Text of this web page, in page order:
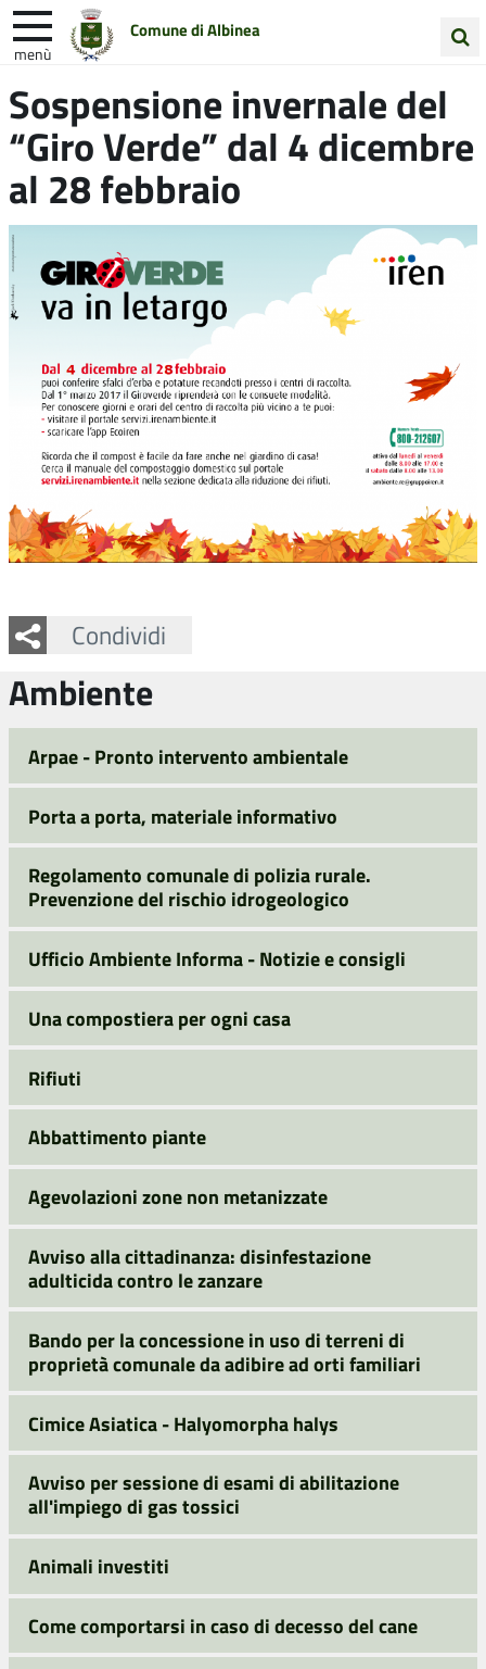
Comune di Albinea
menù
nel
sito
Entra in Comune Vivi Albinea
Unione Colline Matildiche
Sospensione invernale del
“Giro Verde” dal 4 dicembre
al 28 febbraio
Condividi
Facebook
Twitter
Whatsapp
Ambiente
Arpae - Pronto intervento ambientale
Porta a porta, materiale informativo
Regolamento comunale di polizia rurale.
Prevenzione del rischio idrogeologico
Ufficio Ambiente Informa - Notizie e consigli
Una compostiera per ogni casa
Rifiuti
Abbattimento piante
Agevolazioni zone non metanizzate
Avviso alla cittadinanza: disinfestazione
adulticida contro le zanzare
Bando per la concessione in uso di terreni di
proprietà comunale da adibire ad orti familiari
Cimice Asiatica - Halyomorpha halys
Avviso per sessione di esami di abilitazione
all'impiego di gas tossici
Animali investiti
Come comportarsi in caso di decesso del cane